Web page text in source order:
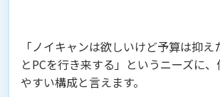
「ノイキャンは欲しいけど予算は抑
とPCを行き来する」というニーズに
やすい構成と言えます。